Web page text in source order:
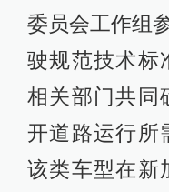
委员会工作组
驶规范技术标
相关部门共同
开道路运行所
该类车型在新